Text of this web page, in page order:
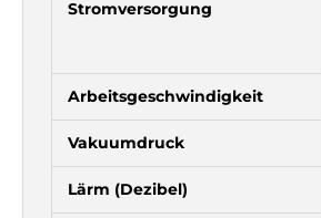
Stromversorgung
Arbeitsgeschwindigkeit
Vakuumdruck
Lärm (Dezibel)